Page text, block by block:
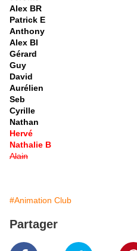
Alex BR
Patrick E
Anthony
Alex Bl
Gérard
Guy
David
Aurélien
Seb
Cyrille
Nathan
Hervé
Nathalie B
Alain
#Animation Club
Partager